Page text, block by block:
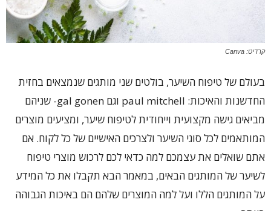
קרדיט: Canva
בעולם של טיפוח השיער, בולטים שני מותגים שנמצאים בחזית
החדשנות והאיכות: paul mitchell וגם gal gonen- שניהם
מביאים גישה מקצועית וייחודית לטיפוח שיער, ומציעים מוצרים
המותאמים לכל סוגי השיער ולצרכים האישיים של כל לקוח. אם
אתם שואלים את עצמכם למה כדאי לכם לרכוש מוצרי טיפוח
לשיער של המותגים הבאים, במאמר הבא תקבלו את כל המידע
על המותגים הללו ועל למה המוצרים שלהם הם באיכות הגבוהה